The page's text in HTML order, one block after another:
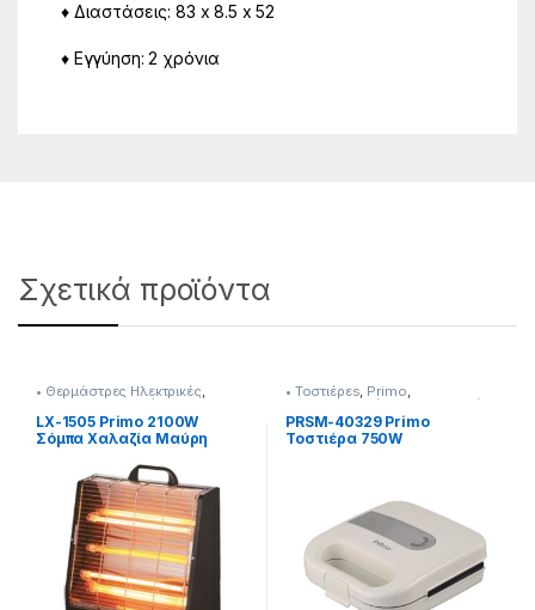
♦ Διαστάσεις: 83 x 8.5 x 52
♦ Εγγύηση: 2 χρόνια
Σχετικά προϊόντα
• Θερμάστρες Ηλεκτρικές,
Κλιματισμός &
Θέρμανση
LX-1505 Primo 2100W
Σόμπα Χαλαζία Μαύρη
• Τοστιέρεs, Primo,
Μικροσυσκευές Προετοιμασία
Πρωινού
PRSM-40329 Primo
Τοστιέρα 750W